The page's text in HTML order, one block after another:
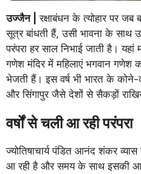
उज्जैन |
रक्षाबंधन के त्योहार पर जब
सूत्र बांधती हैं, उसी भावना के साथ
परंपरा हर साल निभाई जाती है। यहां
गणेश मंदिर में महिलाएं भगवान गणेश
भेजती हैं। इस वर्ष भी भारत के
और सिंगापुर जैसे देशों से सैकड़ों
वर्षों से चली आ रही परंपरा
ज्योतिषाचार्य पंडित आनंद शंकर
आ रही है और समय के साथ इसकी